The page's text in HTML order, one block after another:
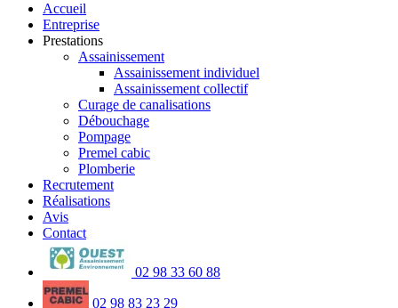
Accueil
Entreprise
Prestations
Assainissement
Assainissement individuel
Assainissement collectif
Curage de canalisations
Débouchage
Pompage
Premel cabic
Plomberie
Recrutement
Réalisations
Avis
Contact
02 98 33 60 88
02 98 83 23 29